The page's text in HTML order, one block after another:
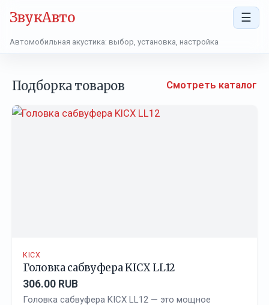
ЗвукАвто ☰
Автомобильная акустика: выбор, установка, настройка
Подборка товаров Смотреть каталог
KICX
Головка сабвуфера KICX LL12
306.00 RUB
Головка сабвуфера KICX LL12 — это мощное